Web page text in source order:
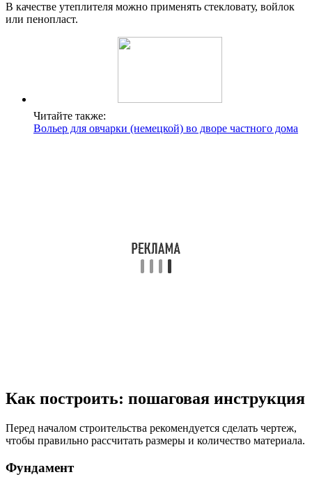
В качестве утеплителя можно применять стекловату, войлок
или пенопласт.
Читайте также:
Вольер для овчарки (немецкой) во дворе частного дома
Как построить: пошаговая инструкция
Перед началом строительства рекомендуется сделать чертеж,
чтобы правильно рассчитать размеры и количество материала.
Фундамент